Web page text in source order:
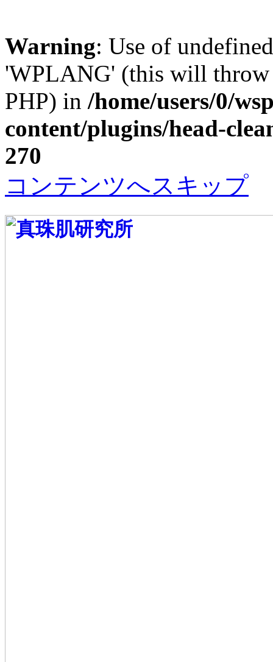
Warning: Use of
'WPLANG' (this will throw
PHP) in /home/users/0/
content/plugins/head-
270
コンテンツへスキップ